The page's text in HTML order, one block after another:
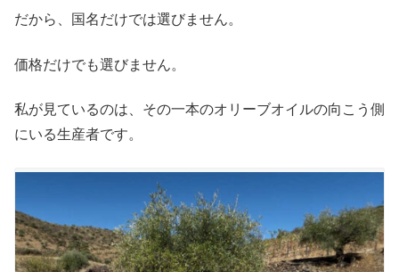
だから、国名だけでは選びません。
価格だけでも選びません。
私が見ているのは、その一本のオリーブオイルの向こう側
にいる生産者です。